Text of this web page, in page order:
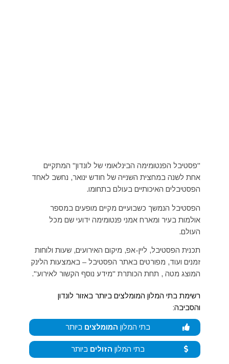
"פסטיבל הפנטומימה הבינלאומי של לונדון" המתקיים
אחת לשנה במחצית השנייה של חודש ינואר, נחשב לאחד
הפסטיבלים האיכותיים בעולם בתחומו.
הפסטיבל הנמשך כשבועיים מקיים מופעים במספר
אולמות בעיר ומארח אמני פנטומימה ידועי שם מכל
העולם.
תכנית הפסטיבל, ליין-אפ, מיקום האירועים, שעות ולוחות
זמנים ועוד, מפורטים באתר הפסטיבל – באמצעות הלינק
המוצג מטה , תחת הכותרת "מידע נוסף הקשור לאירוע".
רשימת בתי המלון המומלצים ביותר באזור לונדון
והסביבה:
בתי המלון המומלצים ביותר
בתי המלון הזולים ביותר